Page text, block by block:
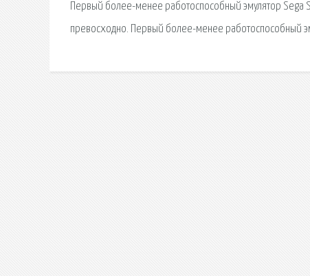
Первый более-менее работоспособный эмулятор Sega
превосходно. Первый более-менее работоспособный